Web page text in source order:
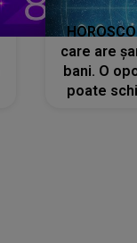
care are
bani. O
poate